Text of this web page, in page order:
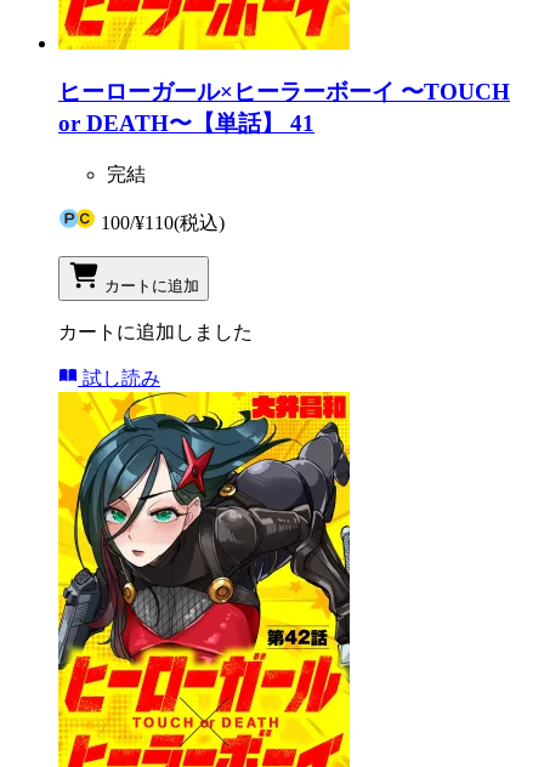
ヒーローガール×ヒーラーボーイ 〜TOUCH
or DEATH〜【単話】 41
完結
100/¥110(税込)
カートに追加
カートに追加しました
試し読み